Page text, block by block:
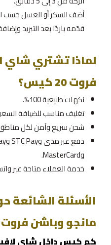
أضف السكر أو العسل حسب
قدّمه باردًا بعد التبريد
لماذا تشتري شاي
فروت 20 كيس؟
نكهات طبيعية 100%.
تغليف مناسب للضيافة
شحن سريع وآمن لكل
وMasterCard.
خدمة العملاء متاحة عبر
الأسئلة الشائعة
مانجو وباشن فروت 20 كيس